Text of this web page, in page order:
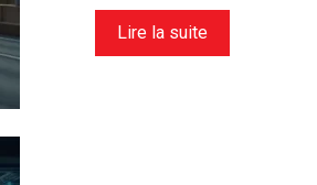
Lire la suite